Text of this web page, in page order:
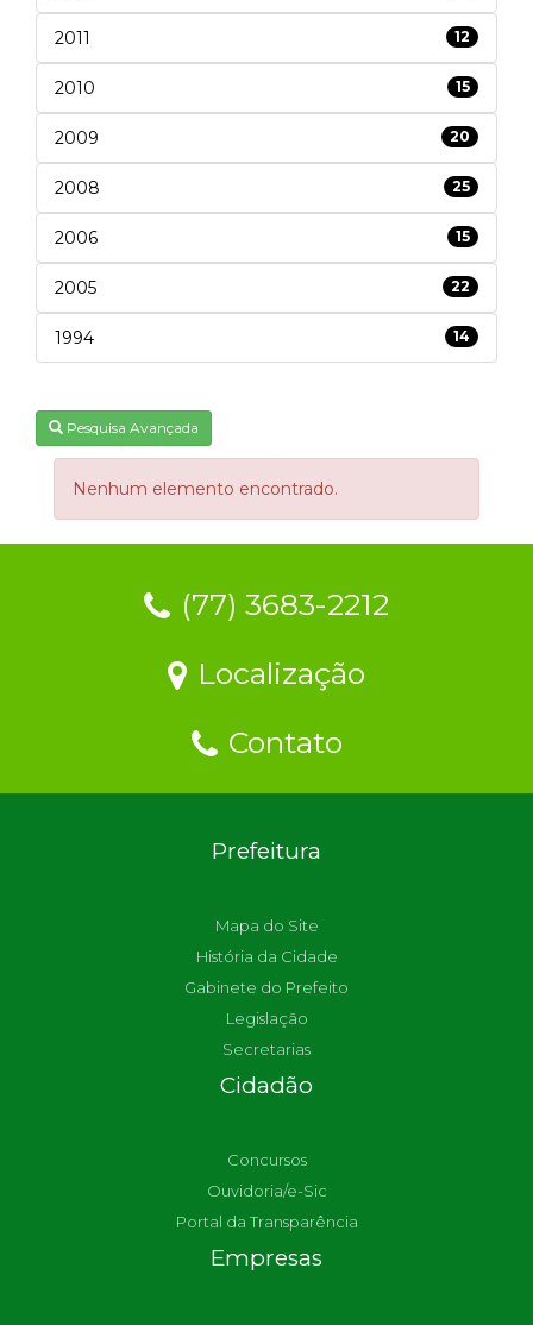
2011 12
2010 15
2009 20
2008 25
2006 15
2005 22
1994 14
Pesquisa Avançada
Nenhum elemento encontrado.
(77) 3683-2212
Localização
Contato
Prefeitura
Mapa do Site
História da Cidade
Gabinete do Prefeito
Legislação
Secretarias
Cidadão
Concursos
Ouvidoria/e-Sic
Portal da Transparência
Empresas